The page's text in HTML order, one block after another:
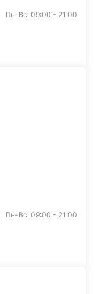
Пн-Вс: 09:00 - 21:00
Пн-Вс: 09:00 - 21:00